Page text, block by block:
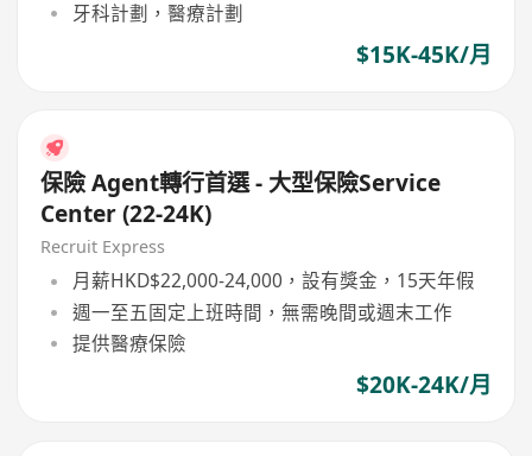
牙科計劃，醫療計劃
$15K-45K/月
保險 Agent轉行首選 - 大型保險Service
Center (22-24K)
Recruit Express
月薪HKD$22,000-24,000，設有獎金，15天年假
週一至五固定上班時間，無需晚間或週末工作
提供醫療保險
$20K-24K/月